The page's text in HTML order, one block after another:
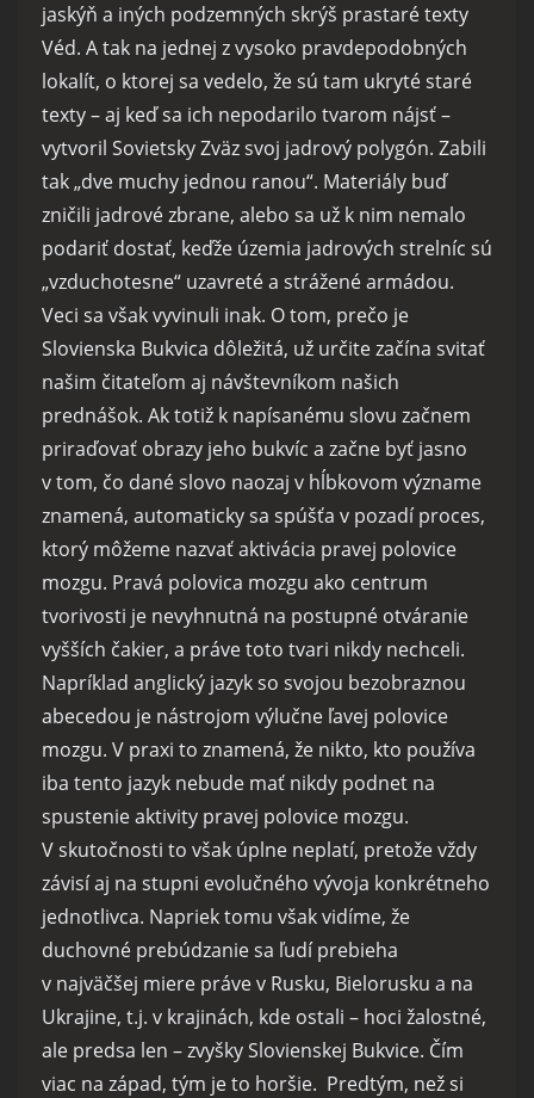
jaskýň a iných podzemných skrýš prastaré texty
Véd. A tak na jednej z vysoko pravdepodobných
lokalít, o ktorej sa vedelo, že sú tam ukryté staré
texty – aj keď sa ich nepodarilo tvarom nájsť –
vytvoril Sovietsky Zväz svoj jadrový polygón. Zabili
tak „dve muchy jednou ranou“. Materiály buď
zničili jadrové zbrane, alebo sa už k nim nemalo
podariť dostať, keďže územia jadrových strelníc sú
„vzduchotesne“ uzavreté a strážené armádou.
Veci sa však vyvinuli inak. O tom, prečo je
Slovienska Bukvica dôležitá, už určite začína svitať
našim čitateľom aj návštevníkom našich
prednášok. Ak totiž k napísanému slovu začnem
priraďovať obrazy jeho bukvíc a začne byť jasno
v tom, čo dané slovo naozaj v hĺbkovom význame
znamená, automaticky sa spúšťa v pozadí proces,
ktorý môžeme nazvať aktivácia pravej polovice
mozgu. Pravá polovica mozgu ako centrum
tvorivosti je nevyhnutná na postupné otváranie
vyšších čakier, a práve toto tvari nikdy nechceli.
Napríklad anglický jazyk so svojou bezobraznou
abecedou je nástrojom výlučne ľavej polovice
mozgu. V praxi to znamená, že nikto, kto používa
iba tento jazyk nebude mať nikdy podnet na
spustenie aktivity pravej polovice mozgu.
V skutočnosti to však úplne neplatí, pretože vždy
závisí aj na stupni evolučného vývoja konkrétneho
jednotlivca. Napriek tomu však vidíme, že
duchovné prebúdzanie sa ľudí prebieha
v najväčšej miere práve v Rusku, Bielorusku a na
Ukrajine, t.j. v krajinách, kde ostali – hoci žalostné,
ale predsa len – zvyšky Slovienskej Bukvice. Čím
viac na západ, tým je to horšie. Predtým, než si